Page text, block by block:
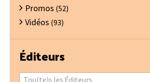
Promos (52)
Vidéos (93)
Éditeurs
Tou(te)s les Éditeurs